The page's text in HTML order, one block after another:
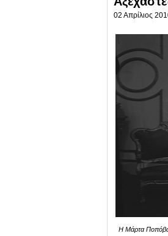
02 Απρίλιος
Η Мάρτα Ποπόβα